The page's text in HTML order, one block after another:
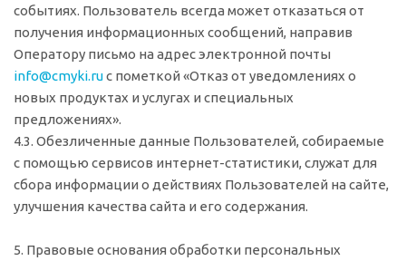
событиях. Пользователь всегда может отказаться от
получения информационных сообщений, направив
Оператору письмо на адрес электронной почты
info@cmyki.ruс пометкой «Отказ от уведомлениях о
новых продуктах и услугах и специальных
предложениях».
4.3. Обезличенные данные Пользователей, собираемые
с помощью сервисов интернет-статистики, служат для
сбора информации о действиях Пользователей на сайте,
улучшения качества сайта и его содержания.
5. Правовые основания обработки персональных